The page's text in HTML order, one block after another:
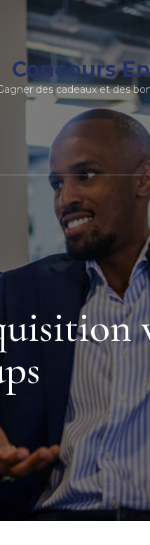
Concours
des cadeaux et des